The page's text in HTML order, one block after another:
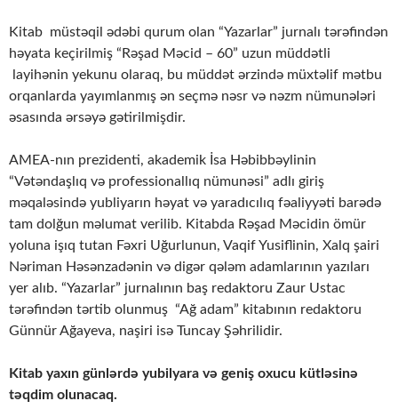
Kitab müstəqil ədəbi qurum olan “Yazarlar” jurnalı tərəfindən
həyata keçirilmiş “Rəşad Məcid – 60” uzun müddətli
layihənin yekunu olaraq, bu müddət ərzində müxtəlif mətbu
orqanlarda yayımlanmış ən seçmə nəsr və nəzm nümunələri
əsasında ərsəyə gətirilmişdir.
AMEA-nın prezidenti, akademik İsa Həbibbəylinin
“Vətəndaşlıq və professionallıq nümunəsi” adlı giriş
məqaləsində yubliyarın həyat və yaradıcılıq fəaliyyəti barədə
tam dolğun məlumat verilib. Kitabda Rəşad Məcidin ömür
yoluna işıq tutan Fəxri Uğurlunun, Vaqif Yusiflinin, Xalq şairi
Nəriman Həsənzadənin və digər qələm adamlarının yazıları
yer alıb. “Yazarlar” jurnalının baş redaktoru Zaur Ustac
tərəfindən tərtib olunmuş “Ağ adam” kitabının redaktoru
Günnür Ağayeva, naşiri isə Tuncay Şəhrilidir.
Kitab yaxın günlərdə yubilyara və geniş oxucu kütləsinə
təqdim olunacaq.